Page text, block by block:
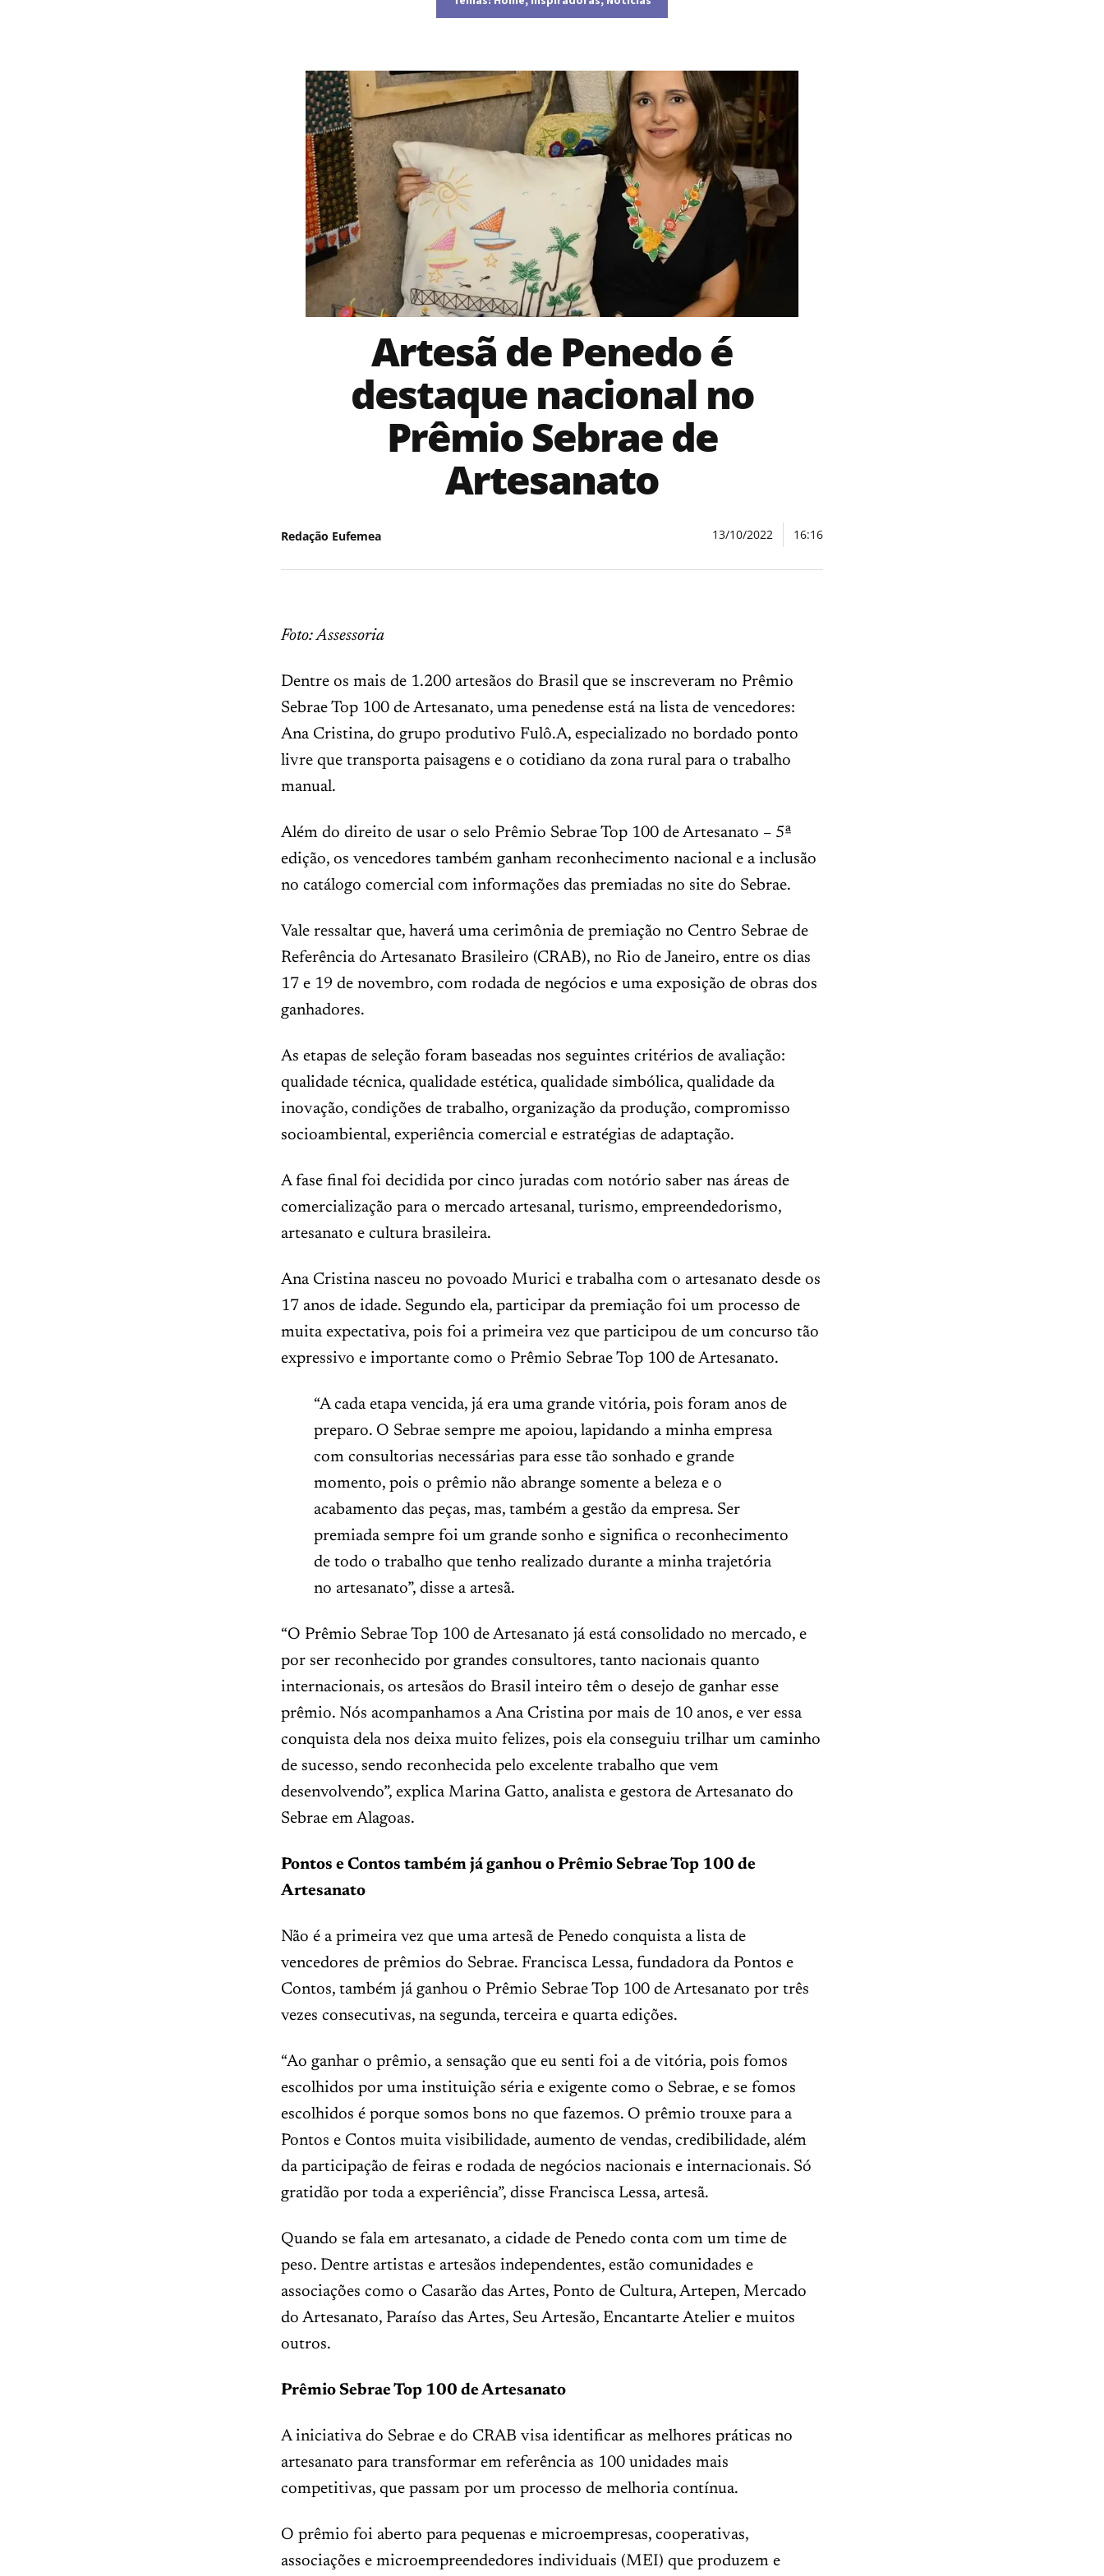
Artesã de Penedo é
destaque nacional no
Prêmio Sebrae de
Artesanato
Redação Eufemea 13/10/2022 16:16
Foto: Assessoria
Dentre os mais de 1.200 artesãos do Brasil que se inscreveram no Prêmio
Sebrae Top 100 de Artesanato, uma penedense está na lista de vencedores:
Ana Cristina, do grupo produtivo Fulô.A, especializado no bordado ponto
livre que transporta paisagens e o cotidiano da zona rural para o trabalho
manual.
Além do direito de usar o selo Prêmio Sebrae Top 100 de Artesanato – 5ª
edição, os vencedores também ganham reconhecimento nacional e a inclusão
no catálogo comercial com informações das premiadas no site do Sebrae.
Vale ressaltar que, haverá uma cerimônia de premiação no Centro Sebrae de
Referência do Artesanato Brasileiro (CRAB), no Rio de Janeiro, entre os dias
17 e 19 de novembro, com rodada de negócios e uma exposição de obras dos
ganhadores.
As etapas de seleção foram baseadas nos seguintes critérios de avaliação:
qualidade técnica, qualidade estética, qualidade simbólica, qualidade da
inovação, condições de trabalho, organização da produção, compromisso
socioambiental, experiência comercial e estratégias de adaptação.
A fase final foi decidida por cinco juradas com notório saber nas áreas de
comercialização para o mercado artesanal, turismo, empreendedorismo,
artesanato e cultura brasileira.
Ana Cristina nasceu no povoado Murici e trabalha com o artesanato desde os
17 anos de idade. Segundo ela, participar da premiação foi um processo de
muita expectativa, pois foi a primeira vez que participou de um concurso tão
expressivo e importante como o Prêmio Sebrae Top 100 de Artesanato.
“A cada etapa vencida, já era uma grande vitória, pois foram anos de
preparo. O Sebrae sempre me apoiou, lapidando a minha empresa
com consultorias necessárias para esse tão sonhado e grande
momento, pois o prêmio não abrange somente a beleza e o
acabamento das peças, mas, também a gestão da empresa. Ser
premiada sempre foi um grande sonho e significa o reconhecimento
de todo o trabalho que tenho realizado durante a minha trajetória
no artesanato”, disse a artesã.
“O Prêmio Sebrae Top 100 de Artesanato já está consolidado no mercado, e
por ser reconhecido por grandes consultores, tanto nacionais quanto
internacionais, os artesãos do Brasil inteiro têm o desejo de ganhar esse
prêmio. Nós acompanhamos a Ana Cristina por mais de 10 anos, e ver essa
conquista dela nos deixa muito felizes, pois ela conseguiu trilhar um caminho
de sucesso, sendo reconhecida pelo excelente trabalho que vem
desenvolvendo”, explica Marina Gatto, analista e gestora de Artesanato do
Sebrae em Alagoas.
Pontos e Contos também já ganhou o Prêmio Sebrae Top 100 de
Artesanato
Não é a primeira vez que uma artesã de Penedo conquista a lista de
vencedores de prêmios do Sebrae. Francisca Lessa, fundadora da Pontos e
Contos, também já ganhou o Prêmio Sebrae Top 100 de Artesanato por três
vezes consecutivas, na segunda, terceira e quarta edições.
“Ao ganhar o prêmio, a sensação que eu senti foi a de vitória, pois fomos
escolhidos por uma instituição séria e exigente como o Sebrae, e se fomos
escolhidos é porque somos bons no que fazemos. O prêmio trouxe para a
Pontos e Contos muita visibilidade, aumento de vendas, credibilidade, além
da participação de feiras e rodada de negócios nacionais e internacionais. Só
gratidão por toda a experiência”, disse Francisca Lessa, artesã.
Quando se fala em artesanato, a cidade de Penedo conta com um time de
peso. Dentre artistas e artesãos independentes, estão comunidades e
associações como o Casarão das Artes, Ponto de Cultura, Artepen, Mercado
do Artesanato, Paraíso das Artes, Seu Artesão, Encantarte Atelier e muitos
outros.
Prêmio Sebrae Top 100 de Artesanato
A iniciativa do Sebrae e do CRAB visa identificar as melhores práticas no
artesanato para transformar em referência as 100 unidades mais
competitivas, que passam por um processo de melhoria contínua.
O prêmio foi aberto para pequenas e microempresas, cooperativas,
associações e microempreendedores individuais (MEI) que produzem e